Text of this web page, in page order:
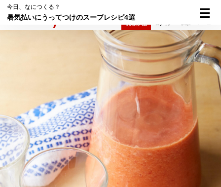
今日、なにつくる？
暑気払いにうってつけのスープレシピ4選